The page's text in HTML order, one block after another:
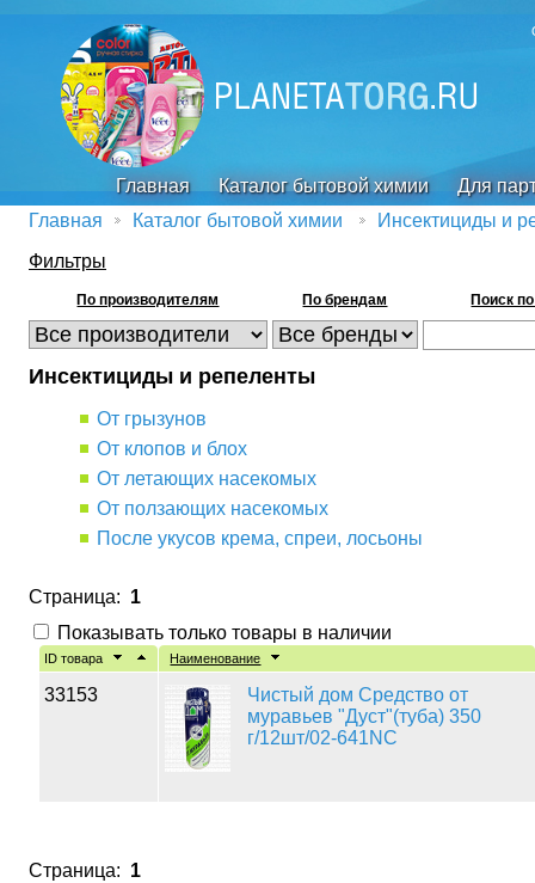
Главная Каталог бытовой химии
Для
Главная
Каталог бытовой химии
Инсектициды и
Фильтры
По производителям По брендам Поиск
Инсектициды и репеленты
От грызунов
От клопов и блох
От летающих насекомых
От ползающих насекомых
После укусов крема, спреи, лосьоны
Страница: 1
Показывать только товары в наличии
ID товара Наименование
33153
Чистый дом Средство от
муравьев "Дуст"(туба) 350
г/12шт/02-641NC
Страница: 1